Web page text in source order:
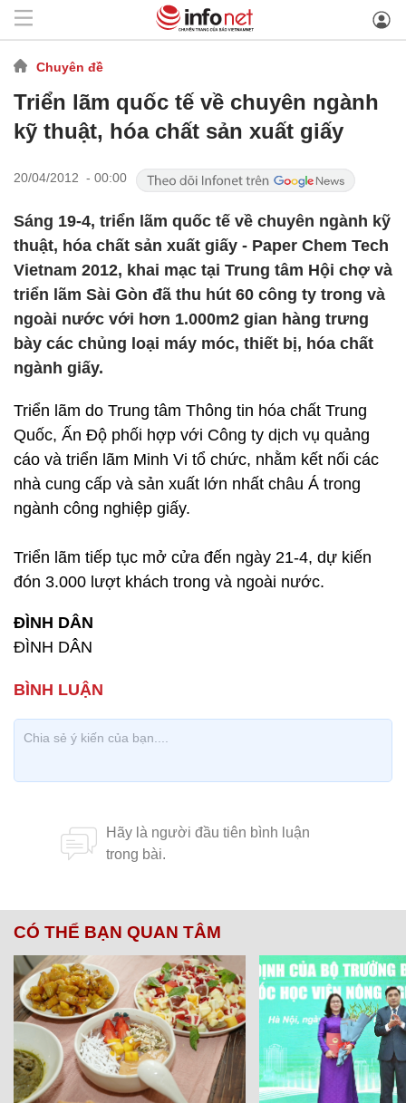
Chuyên đề
Triển lãm quốc tế về chuyên ngành
kỹ thuật, hóa chất sản xuất giấy
20/04/2012 - 00:00
Sáng 19-4, triển lãm quốc tế về chuyên ngành kỹ
thuật, hóa chất sản xuất giấy - Paper Chem Tech
Vietnam 2012, khai mạc tại Trung tâm Hội chợ và
triển lãm Sài Gòn đã thu hút 60 công ty trong và
ngoài nước với hơn 1.000m2 gian hàng trưng
bày các chủng loại máy móc, thiết bị, hóa chất
ngành giấy.
Triển lãm do Trung tâm Thông tin hóa chất Trung
Quốc, Ấn Độ phối hợp với Công ty dịch vụ quảng
cáo và triển lãm Minh Vi tổ chức, nhằm kết nối các
nhà cung cấp và sản xuất lớn nhất châu Á trong
ngành công nghiệp giấy.
Triển lãm tiếp tục mở cửa đến ngày 21-4, dự kiến
đón 3.000 lượt khách trong và ngoài nước.
ĐÌNH DÂN
ĐÌNH DÂN
CÓ THỂ BẠN QUAN TÂM